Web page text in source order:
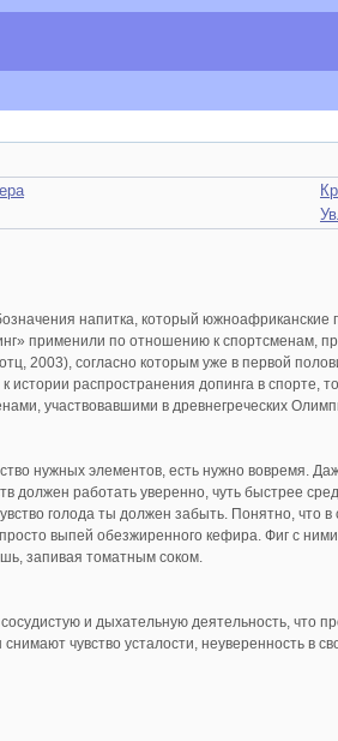
напитка, который
применили по отношению к спортсменам,
2003), согласно которым уже в первой
истории распространения допинга в спорте,
участвовавшими в древнегреческих
нужных элементов, есть нужно вовремя.
должен работать уверенно, чуть быстрее
голода ты должен забыть. Понятно, что в
выпей обезжиренного кефира. Фиг с
запивая томатным соком.
и дыхательную деятельность, что
чувство усталости, неуверенность в